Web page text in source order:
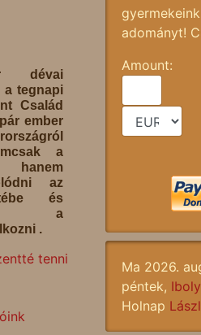
dévai
a tegnapi
Család
ember
a
hanem
az
és
a
.
tenni
adományt!
Amount:
Ma 2026.
péntek,
Holnap